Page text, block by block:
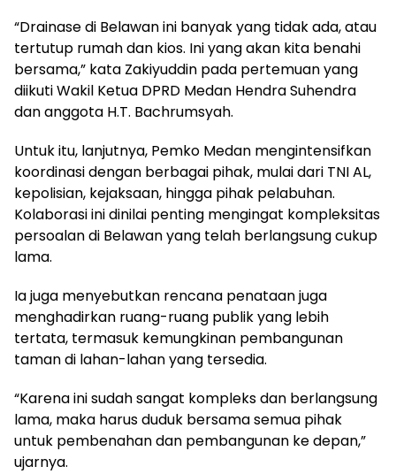
“Drainase di Belawan ini banyak yang tidak ada, atau
tertutup rumah dan kios. Ini yang akan kita benahi
bersama,” kata Zakiyuddin pada pertemuan yang
diikuti Wakil Ketua DPRD Medan Hendra Suhendra
dan anggota H.T. Bachrumsyah.
Untuk itu, lanjutnya, Pemko Medan mengintensifkan
koordinasi dengan berbagai pihak, mulai dari TNI AL,
kepolisian, kejaksaan, hingga pihak pelabuhan.
Kolaborasi ini dinilai penting mengingat kompleksitas
persoalan di Belawan yang telah berlangsung cukup
lama.
Ia juga menyebutkan rencana penataan juga
menghadirkan ruang-ruang publik yang lebih
tertata, termasuk kemungkinan pembangunan
taman di lahan-lahan yang tersedia.
“Karena ini sudah sangat kompleks dan berlangsung
lama, maka harus duduk bersama semua pihak
untuk pembenahan dan pembangunan ke depan,”
ujarnya.